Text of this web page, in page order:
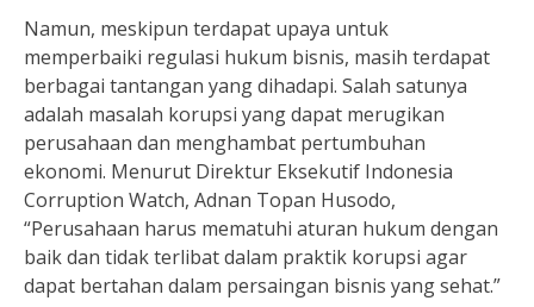
Namun, meskipun terdapat upaya untuk
memperbaiki regulasi hukum bisnis, masih terdapat
berbagai tantangan yang dihadapi. Salah satunya
adalah masalah korupsi yang dapat merugikan
perusahaan dan menghambat pertumbuhan
ekonomi. Menurut Direktur Eksekutif Indonesia
Corruption Watch, Adnan Topan Husodo,
“Perusahaan harus mematuhi aturan hukum dengan
baik dan tidak terlibat dalam praktik korupsi agar
dapat bertahan dalam persaingan bisnis yang sehat.”